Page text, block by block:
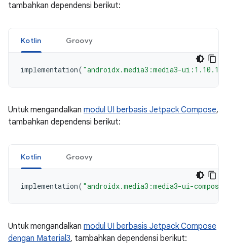
tambahkan dependensi berikut:
Kotlin Groovy
implementation( "androidx.media3:media3-ui:1.10.1"
Untuk mengandalkan modul UI berbasis Jetpack Compose,
tambahkan dependensi berikut:
Kotlin Groovy
implementation( "androidx.media3:media3-ui-
Untuk mengandalkan modul UI berbasis Jetpack Compose
dengan Material3, tambahkan dependensi berikut: